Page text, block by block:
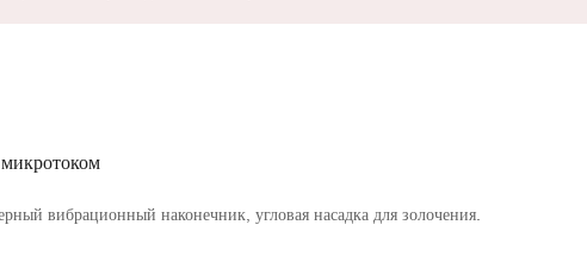
вибрационный наконечник, угловая насадка для золочения.